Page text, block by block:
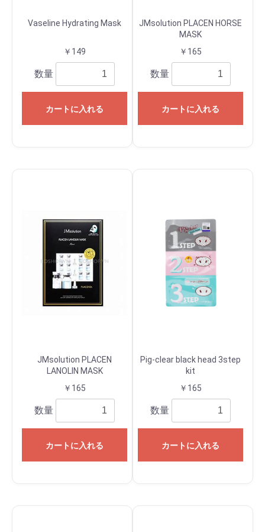
Vaseline Hydrating Mask
￥149
数量
カートに入れる
JMsolution PLACEN HORSE
MASK
￥165
数量
カートに入れる
JMsolution PLACEN
LANOLIN MASK
￥165
数量
カートに入れる
Pig-clear black head 3step
kit
￥165
数量
カートに入れる